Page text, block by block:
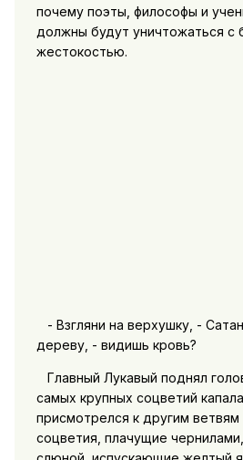
почему поэты, философы и
должны будут уничтожаться с
жестокостью.
- Взгляни на верхушку, -
дереву, - видишь кровь?
Главный Лукавый поднял
самых крупных соцветий
присмотрелся к другим ветвям
соцветия, плачущие